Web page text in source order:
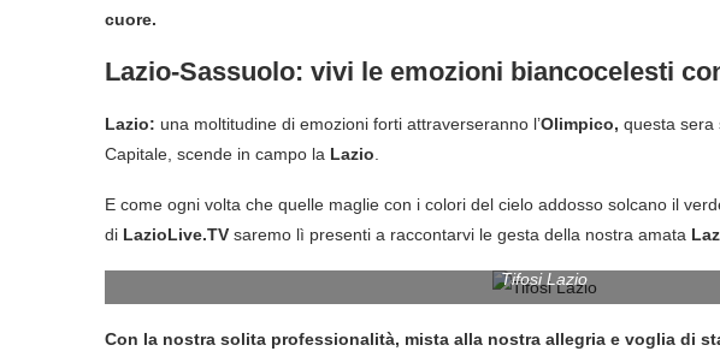
cuore.
Lazio-Sassuolo: vivi le emozioni biancocelesti
Lazio: una moltitudine di emozioni forti attraverseranno l’Olimpico, questa sera
Capitale, scende in campo la Lazio
E come ogni volta che quelle maglie con i colori del cielo addosso solcano il
di LazioLive.TV saremo lì presenti a raccontarvi le gesta della nostra amata
Tifosi Lazio
Con la nostra solita professionalità, mista alla nostra allegria e voglia di